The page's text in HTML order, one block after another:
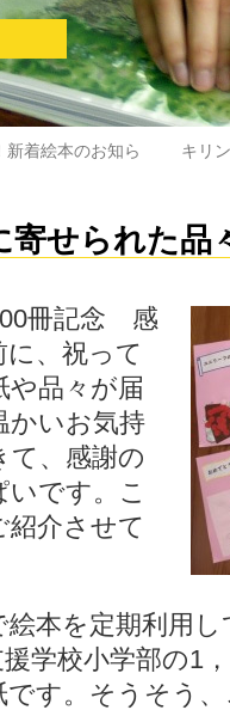
着絵本のお知ら
キリ
寄せられた品
冊記念 感
、祝って
や品々が届
かいお気持
て、感謝の
です。こ
紹介させて
絵本を定期利用
学校小学部の1
です。そうそう